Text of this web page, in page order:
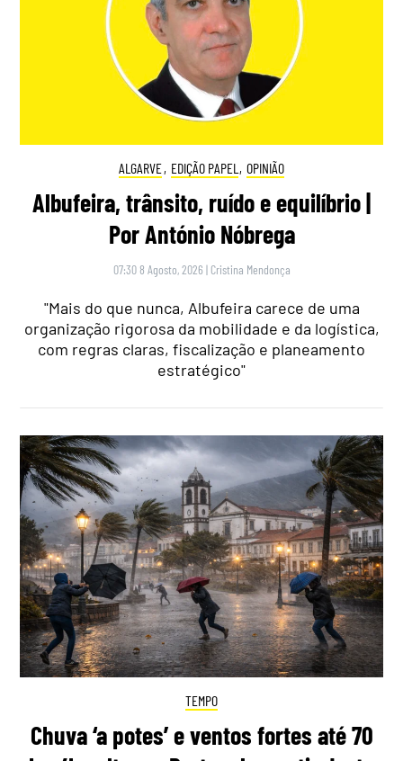
ALGARVE, EDIÇÃO PAPEL , OPINIÃO
Albufeira, trânsito, ruído e equilíbrio |
Por António Nóbrega
07:30 8 Agosto, 2026 | Cristina Mendonça
"Mais do que nunca, Albufeira carece de uma
organização rigorosa da mobilidade e da logística,
com regras claras, fiscalização e planeamento
estratégico"
TEMPO
Chuva ‘a potes’ e ventos fortes até 70